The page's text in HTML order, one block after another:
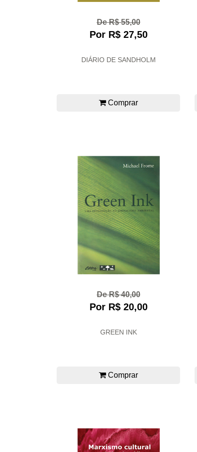
De R$ 55,00
Por R$ 27,50
DIÁRIO DE SANDHOLM
Comprar
De R$ 40,00
Por R$ 20,00
GREEN INK
Comprar